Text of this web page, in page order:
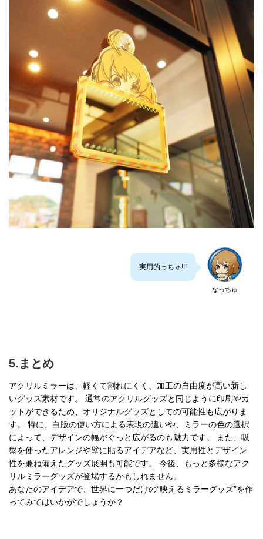
なっちゅ
実用的っちゅ!!!
5.まとめ
アクリルミラーは、軽くて割れにくく、加工の自由度が高い新し
いグッズ素材です。 通常のアクリルグッズと同じように印刷やカ
ットができるため、オリジナルグッズとしての可能性も広がりま
す。 特に、白版の使い方による表現の違いや、ミラーの色の選択
によって、デザインの幅がぐっと広がるのも魅力です。 また、吸
盤を使ったアレンジや壁に貼るアイデアなど、実用性とデザイン
性を兼ね備えたグッズ展開も可能です。 今後、もっと多様なアク
リルミラーグッズが登場するかもしれません。
あなたのアイデアで、世界に一つだけの“映えるミラーグッズ”を作
ってみてはいかがでしょうか？